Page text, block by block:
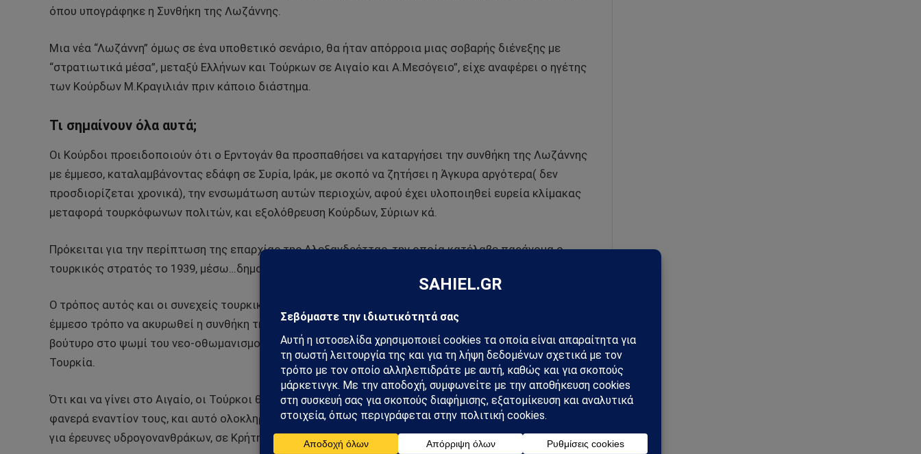
όπου υπογράφηκε η Συνθήκη της Λωζάννης.
Μια νέα “Λωζάννη” όμως σε ένα υποθετικό σενάριο, θα ήταν απόρροια μιας σοβαρής διένεξης με
“στρατιωτικά μέσα”, μεταξύ Ελλήνων και Τούρκων σε Αιγαίο και Α.Μεσόγειο”, είχε αναφέρει ο ηγέτης
των Κούρδων Μ.Κραγιλιάν πριν κάποιο διάστημα.
Τι σημαίνουν όλα αυτά;
Οι Κούρδοι προειδοποιούν ότι ο Ερντογάν θα προσπαθήσει να καταργήσει την συνθήκη της Λωζάννης
με έμμεσο, καταλαμβάνοντας εδάφη σε Συρία, Ιράκ, με σκοπό να ζητήσει η Άγκυρα αργότερα( δεν
προσδιορίζεται χρονικά), την ενσωμάτωση αυτών περιοχών, αφού έχει υλοποιηθεί ευρεία κλίμακας
μεταφορά τουρκόφωνων πολιτών, και εξολόθρευση Κούρδων, Σύριων κά.
Πρόκειται για την περίπτωση της επαρχίας της Αλεξανδρέττας, την οποία κατέλαβε παράνομα ο
τουρκικός στρατός το 1939, μέσω…δημοψηφίσματος.
Ο τρόπος αυτός και οι συνεχείς τουρκικές εισβολές στην περιοχή, στο Αιγαίο ίσως, αποτελούν έναν
έμμεσο τρόπο να ακυρωθεί η συνθήκη της Λωζάννης του 1923, με μια νέα, η οποία θα αποτελούσε
βούτυρο στο ψωμί του νεο-οθωμανισμού., μόνο που η Ελλάδα δεν θα κάνει την χάρη αυτή στην
Τουρκία.
Ότι και να γίνει στο Αιγαίο, οι Τούρκοι θα χάσουν, αφού και οι διεθνείς ισορροπίες είναι πλέον
φανερά εναντίον τους, και αυτό ολοκληρωθεί ειδικά τους επόμενους μήνες, ενώ τρέχουν συμβόλαια
για έρευνες υδρογονανθράκων, σε Κρήτη, Κύπρο, Λίβανο, κά.